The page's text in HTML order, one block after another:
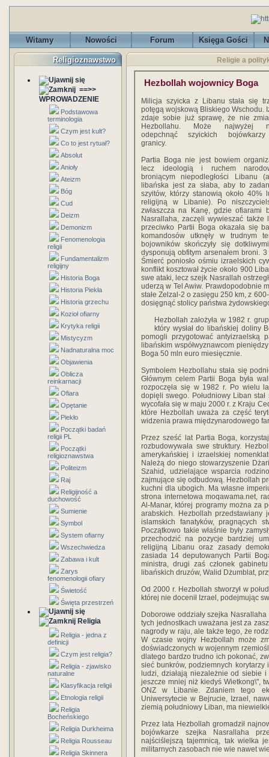
Witamy Nowości Forum Księga Gości
Religioznawstwo
==>>
WPROWADZENIE
Podstawowa
terminologia
Czym jest kult?
Co to jest rytuał?
Absolut
Anioły
Ateizm
Bóg
Cud
Deizm
Demonizm
Fenomenologia
religii
Fundamentalizm
religijny
Historia Boga
Historia Piekła
Historia grzechu
Kozioł ofiarny
Krytyka religii
Mistycyzm
Nadnaturalna moc
Objawienia
Oblicza
reinkarnacji
Ofiara
Opętanie
Piekło
Początki badań
religii PL
Początki
religioznawstwa
Politeizm
Raj
Religijność a
duchowość
Sumienie
Symbol
System ofiarny
Wszechwiedza
Zabawa i kult
Zarys
fenomenologii ofiary
Świetość
Święta przestrzeń
Religia
Religia - jedna z
definicji
Czym jest religia?
Religia - zjawisko
naturalne
Klasyfikacja religii
Etnologia religii
Religia
Bocheńskiego
Religia Durkheima
Religia Rousseau
Religia Skinnera
Religie a
Hezbollah wojownicy Boga
Milicja szyicka z Libanu stała się
potęgą wojskową Bliskiego Wschodu.
zdaje sobie już sprawę, że nie
Hezbollahu. Może najwyżej
odepchnąć szyickich
granicy.
Partia Boga nie jest bowiem
lecz ideologią i ruchem
broniącym niepodległości Libanu
libańska jest za słaba, aby to
szyitów, którzy stanowią około
religijną w Libanie). Po
zwłaszcza na Kanę, gdzie ofiarami
Nasrallaha, zaczęli wywieszać
przeciwko Partii Boga okazała się
komandosów utknęły w trudnym
bojowników skończyły się
dysponują obfitym arsenałem broni.
Śmierć poniosło ośmiu izraelskich
konflikt kosztował życie około 900
swe ataki, lecz szejk Nasrallah
uderzą w Tel Awiw. Prawdopodobnie
stałe Zelzal-2 o zasięgu 250 km, z
dosięgnąć stolicy państwa
Hezbollah założyła w 1982 r.
który wysłał do libańskiej doliny
pomogli przygotować antyizraelską
libańskim współwyznawcom
Boga 50 mln euro miesięcznie.
Symbolem Hezbollahu stała się
Głównym celem Partii Boga była
rozpoczęła się w 1982 r. Po wielu
dopięli swego. Południowy Liban
wycofała się w maju 2000 r. z Kraju
które Hezbollah uważa za część
widzenia prawa międzynarodowego
Przez sześć lat Partia Boga,
rozbudowywała swe struktury.
amerykańskiej i izraelskiej
Należą do niego stowarzyszenie
Szahid, udzielające wsparcia
zajmujące się odbudową. Hezbollah
kuchni dla ubogich. Ma własne
strona internetowa moqawama.net,
Al-Manar, której programy można za
arabskich. Hezbollah
islamskich fanatyków, pragnących
Początkowo takie właśnie były
przechodzić na pozycje bardziej
religijną Libanu oraz zasady
zasiada 14 deputowanych Partii
ministra, drugi zaś członek
libańskich druzów, Walid Dżumblat,
Od 2000 r. Hezbollah stworzył w
której nie docenił Izrael, podejmując
Doborowe oddziały szejka
tych jednostkach uważana jest za
nagrody w raju, ale także tego, że
W czasie wojny Hezbollah może
doświadczonych w wojennym
dlatego bardzo trudno ich pokonać,
sieć bunkrów, podziemnych
ludzi, działają niezależnie od siebie
jeszcze mniej niż kiedyś Wietkong\",
ONZ w Libanie. Zdaniem tego
Uniwersytecie w Bejrucie, Izrael,
ziemią południowy Liban, ma
Przez lata Hezbollah gromadził
bojówkarze szejka Nasrallaha
najściślejszą tajemnicą, tak wielka
militarnych zasobach nie wie nawet